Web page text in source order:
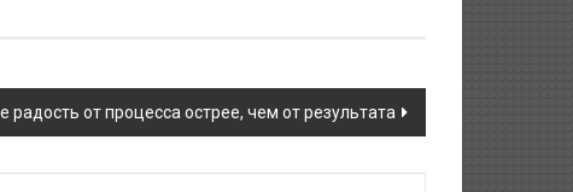
радость от процесса острее, чем от результата